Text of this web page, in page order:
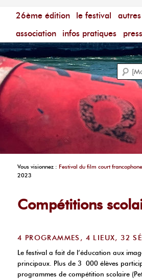
Menu principal
aller au contenu principal
aller au contenu secondaire
26ème édition le festival
association
infos pratiques
Festival du Film Court
Vous visionnez :Festival du film court francophone
2023
Compétitions
4 PROGRAMMES, 4 LIEUX, 32
Le festival a fait de l’éducation aux
principaux. Plus de 3 000 élèves
programmes de compétition scolaire